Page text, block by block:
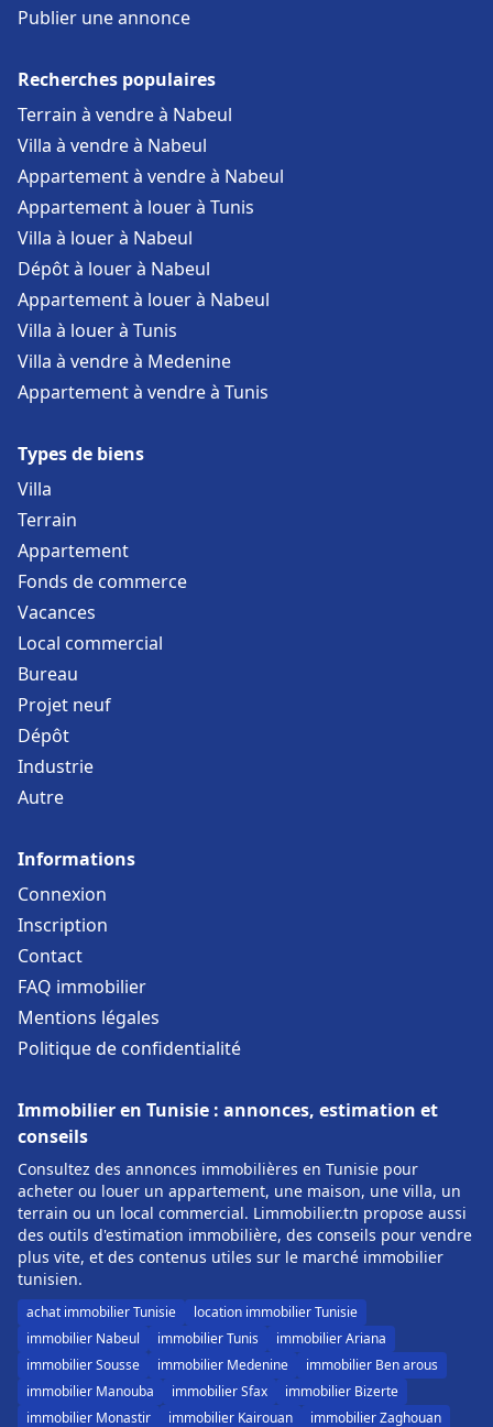
Publier une annonce
Recherches populaires
Terrain à vendre à Nabeul
Villa à vendre à Nabeul
Appartement à vendre à Nabeul
Appartement à louer à Tunis
Villa à louer à Nabeul
Dépôt à louer à Nabeul
Appartement à louer à Nabeul
Villa à louer à Tunis
Villa à vendre à Medenine
Appartement à vendre à Tunis
Types de biens
Villa
Terrain
Appartement
Fonds de commerce
Vacances
Local commercial
Bureau
Projet neuf
Dépôt
Industrie
Autre
Informations
Connexion
Inscription
Contact
FAQ immobilier
Mentions légales
Politique de confidentialité
Immobilier en Tunisie : annonces, estimation et
conseils
Consultez des annonces immobilières en Tunisie pour
acheter ou louer un appartement, une maison, une villa, un
terrain ou un local commercial. Limmobilier.tn propose aussi
des outils d'estimation immobilière, des conseils pour vendre
plus vite, et des contenus utiles sur le marché immobilier
tunisien.
achat immobilier Tunisie
location immobilier Tunisie
immobilier Nabeul
immobilier Tunis
immobilier Ariana
immobilier Sousse
immobilier Medenine
immobilier Ben arous
immobilier Manouba
immobilier Sfax
immobilier Bizerte
immobilier Monastir
immobilier Kairouan immobilier Zaghouan